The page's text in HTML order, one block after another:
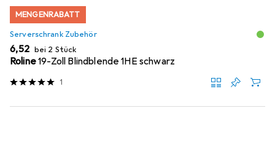
MENGENRABATT
Serverschrank Zubehör
EUR
6,52 bei 2 Stück
Roline19-Zoll Blindblende 1HE schwarz
1